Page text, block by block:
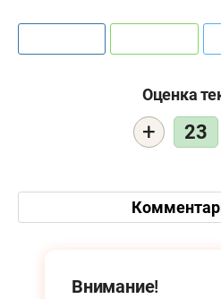
Оценка
+ 23
Внимание!